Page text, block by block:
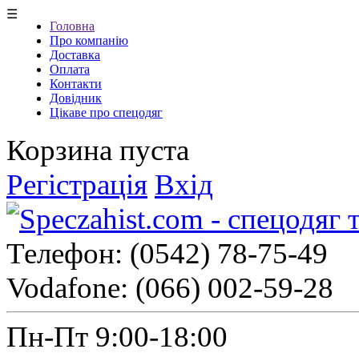
☰
Головна
Про компанію
Доставка
Оплата
Контакти
Довідник
Цікаве про спецодяг
Корзина пуста
Регістрація Вхід
Телефон: (0542) 78-75-49
Vodafone: (066) 002-59-28
Пн-Пт 9:00-18:00